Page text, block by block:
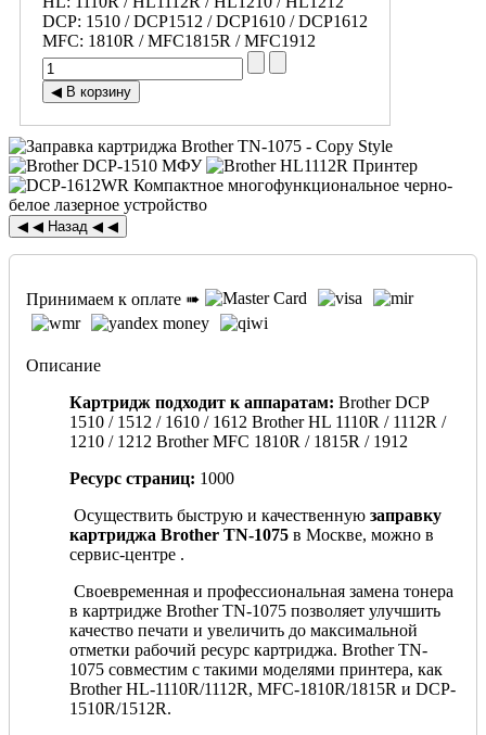
DCP: 1510 / DCP1512 / DCP1610 / DCP1612
MFC: 1810R / MFC1815R / MFC1912
Принимаем к оплате ➠
Описание
Картридж подходит к аппаратам: Brother DCP
1510 / 1512 / 1610 / 1612 Brother HL 1110R / 1112R /
1210 / 1212 Brother MFC 1810R / 1815R / 1912
Ресурс страниц: 1000
Осуществить быструю и качественную заправку
картриджа Brother TN-1075 в Москве, можно в
сервис-центре .
Своевременная и профессиональная замена тонера
в картридже Brother TN-1075 позволяет улучшить
качество печати и увеличить до максимальной
отметки рабочий ресурс картриджа. Brother TN-
1075 совместим с такими моделями принтера, как
Brother HL-1110R/1112R, MFC-1810R/1815R и DCP-
1510R/1512R.